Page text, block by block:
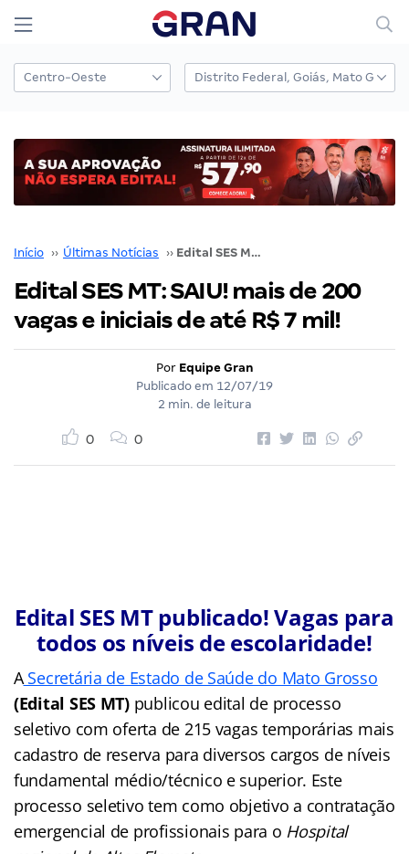
Início ›› Últimas Notícias ›› Edital SES MT: SAIU! mais de 200 vagas e iniciais de até R$ 7 mil!
Edital SES MT: SAIU! mais de 200
vagas e iniciais de até R$ 7 mil!
Por Equipe Gran
Publicado em 12/07/19
2 min. de leitura
0 0
Edital SES MT publicado! Vagas para
todos os níveis de escolaridade!
ASecretária de Estado de Saúde do Mato Grosso
(Edital SES MT) publicou edital de processo
seletivo com oferta de 215 vagas temporárias mais
cadastro de reserva para diversos cargos de níveis
fundamental médio/técnico e superior. Este
processo seletivo tem como objetivo a contratação
emergencial de profissionais para o Hospital